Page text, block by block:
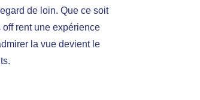
de loin. Que ce soit
rent une expérience
la vue devient le